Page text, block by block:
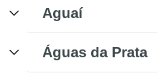
Aguaí
Águas da Prata